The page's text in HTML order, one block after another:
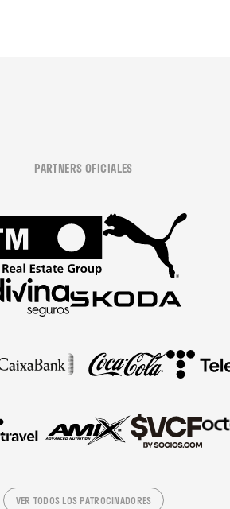
PARTNERS OFICIALES
VER TODOS LOS PATROCINADORES